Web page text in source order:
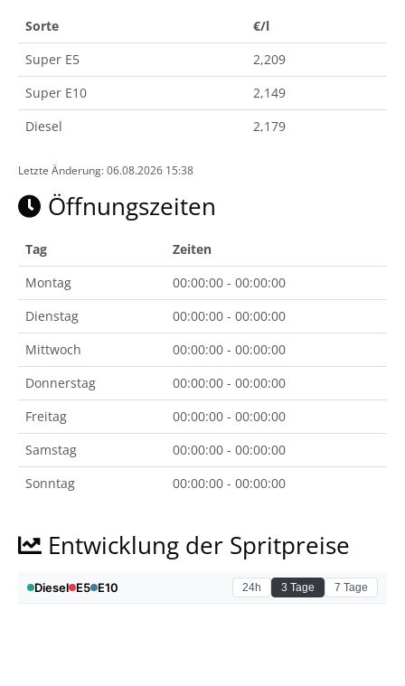
Sorte
€/l
Super E5
2,209
Super E10
2,149
Diesel
2,179
Letzte Änderung: 06.08.2026 15:38
Öffnungszeiten
Tag
Zeiten
Montag
00:00:00 - 00:00:00
Dienstag
00:00:00 - 00:00:00
Mittwoch
00:00:00 - 00:00:00
Donnerstag
00:00:00 - 00:00:00
Freitag
00:00:00 - 00:00:00
Samstag
00:00:00 - 00:00:00
Sonntag
00:00:00 - 00:00:00
Entwicklung der Spritpreise